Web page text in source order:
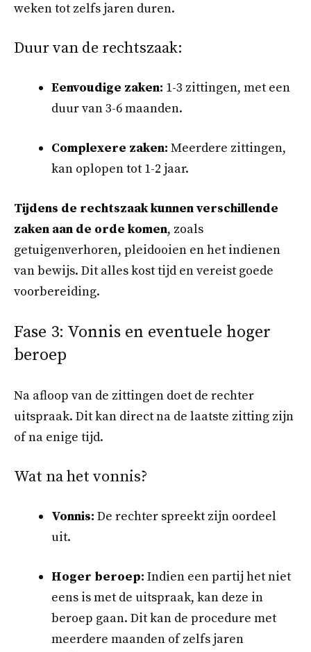
weken tot zelfs jaren duren.
Duur van de rechtszaak:
Eenvoudige zaken: 1-3 zittingen, met een
duur van 3-6 maanden.
Complexere zaken: Meerdere zittingen,
kan oplopen tot 1-2 jaar.
Tijdens de rechtszaak kunnen verschillende
zaken aan de orde komen, zoals
getuigenverhoren, pleidooien en het indienen
van bewijs. Dit alles kost tijd en vereist goede
voorbereiding.
Fase 3: Vonnis en eventuele hoger
beroep
Na afloop van de zittingen doet de rechter
uitspraak. Dit kan direct na de laatste zitting zijn
of na enige tijd.
Wat na het vonnis?
Vonnis: De rechter spreekt zijn oordeel
uit.
Hoger beroep: Indien een partij het niet
eens is met de uitspraak, kan deze in
beroep gaan. Dit kan de procedure met
meerdere maanden of zelfs jaren